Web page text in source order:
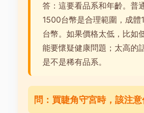
答：這要看品系和年齡。普
1500台幣是合理範圍，成
台幣。如果價格太低，比如
能要懷疑健康問題；太高的
是不是稀有品系。
問：買睫角守宮時，該注意